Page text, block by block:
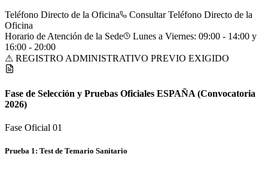
Teléfono Directo de la Oficina
Consultar Teléfono Directo de la
Oficina
Horario de Atención de la Sede
Lunes a Viernes: 09:00 - 14:00 y
16:00 - 20:00
⚠ REGISTRO ADMINISTRATIVO PREVIO EXIGIDO
Fase de Selección y Pruebas Oficiales ESPAÑA (Convocatoria
2026)
Fase Oficial 01
Prueba 1: Test de Temario Sanitario